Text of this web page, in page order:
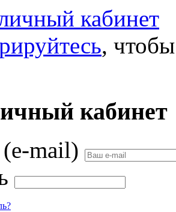
кабинет
,
кабинет
mail)